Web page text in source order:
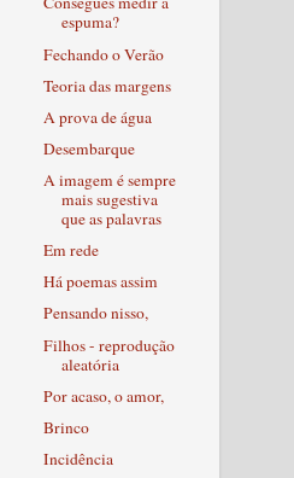
espuma?
Fechando o Verão
Teoria das margens
A prova de água
Desembarque
A imagem é sempre
mais sugestiva
que as palavras
Em rede
Há poemas assim
Pensando nisso,
Filhos - reprodução
aleatória
Por acaso, o amor,
Brinco
Incidência